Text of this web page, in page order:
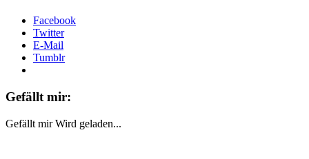
Facebook
Twitter
E-Mail
Tumblr
Gefällt mir:
Gefällt mir Wird geladen...